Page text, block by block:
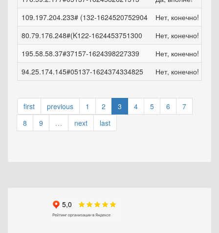
109.197.204.233# (132-1624520752904
Нет, конечно!
80.79.176.248#(K122-1624453751300
Нет, конечно!
195.58.58.37#37157-1624398227339
Нет, конечно!
94.25.174.145#05137-1624374334825
Нет, конечно!
first previous 1 2 3 4 5 6
7
8
9 … next last